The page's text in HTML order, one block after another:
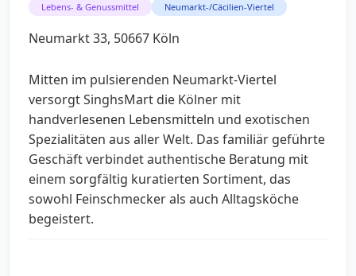
Lebens- & Genussmittel Neumarkt-/Cäcilien-Viertel
Neumarkt 33, 50667 Köln
Mitten im pulsierenden Neumarkt-Viertel
versorgt SinghsMart die Kölner mit
handverlesenen Lebensmitteln und exotischen
Spezialitäten aus aller Welt. Das familiär geführte
Geschäft verbindet authentische Beratung mit
einem sorgfältig kuratierten Sortiment, das
sowohl Feinschmecker als auch Alltagsköche
begeistert.